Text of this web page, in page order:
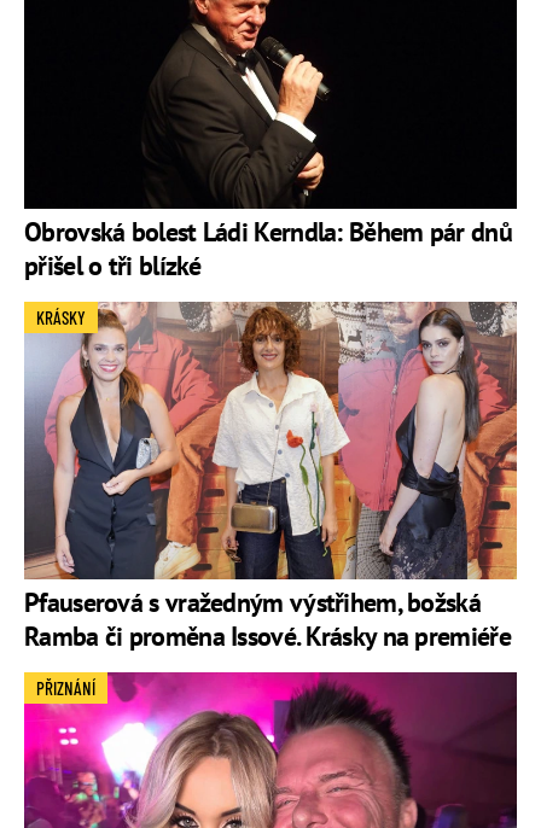
Obrovská bolest Ládi Kerndla: Během pár dnů
přišel o tři blízké
Pfauserová s vražedným výstřihem, božská
Ramba či proměna Issové. Krásky na premiéře
KRÁSKY
PŘIZNÁNÍ